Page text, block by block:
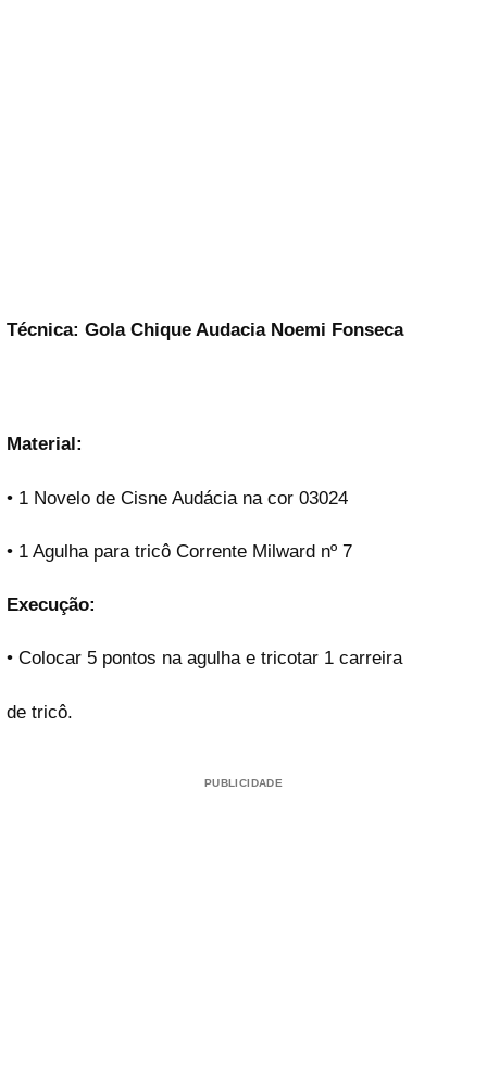
Técnica: Gola Chique Audacia Noemi Fonseca
Material:
• 1 Novelo de Cisne Audácia na cor 03024
• 1 Agulha para tricô Corrente Milward nº 7
Execução:
• Colocar 5 pontos na agulha e tricotar 1 carreira
de tricô.
PUBLICIDADE